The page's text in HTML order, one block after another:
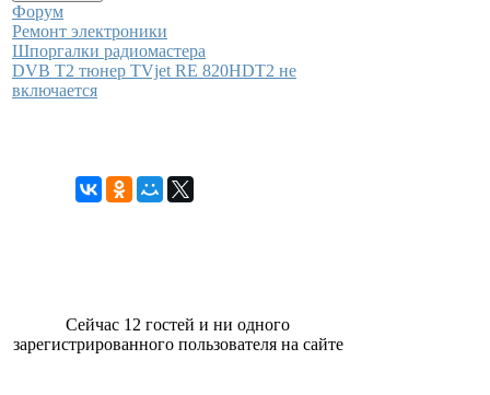
Форум
Ремонт электроники
Шпоргалки радиомастера
DVB T2 тюнер TVjet RE 820HDT2 не
включается
Сейчас 12 гостей и ни одного
зарегистрированного пользователя на сайте